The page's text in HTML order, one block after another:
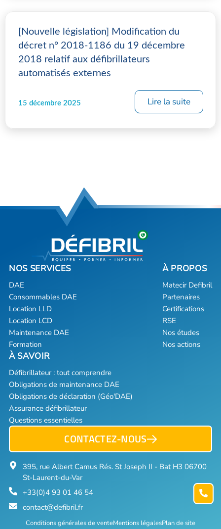
[Nouvelle législation] Modification du
décret n° 2018-1186 du 19 décembre
2018 relatif aux défibrillateurs
automatisés externes
15 décembre 2025 Lire la suite
DAE
Consommables DAE
Location LLD
Location LCD
Maintenance DAE
Formation
Matecir Defibril
Partenaires
Certifications
RSE
Nos études
Nos actions
Défibrillateur : tout comprendre
Obligations de maintenance DAE
Obligations de déclaration (Géo'DAE)
Assurance défibrillateur
Questions essentielles
CONTACTEZ-NOUS
395, rue Albert Camus Rés. St Joseph II - Bat H3 06700
St-Laurent-du-Var
+33(0)4 93 01 46 54
contact@defibril.fr
Conditions générales de venteMentions légalesPlan de site